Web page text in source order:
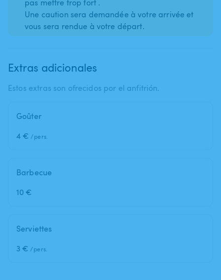
pas mettre trop fort .
Une caution sera demandée à votre arrivée et
Extras adicionales
Estos extras son ofrecidos por el anfitrión.
Goûter
4 € /pers.
Barbecue
10 €
Serviettes
3 € /pers.